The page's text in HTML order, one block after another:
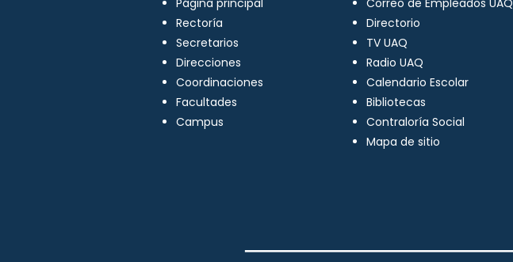
Página principal
Rectoría
Secretarios
Direcciones
Coordinaciones
Facultades
Campus
Correo de Empleados UAQ
Directorio
TV UAQ
Radio UAQ
Calendario Escolar
Bibliotecas
Contraloría Social
Mapa de sitio